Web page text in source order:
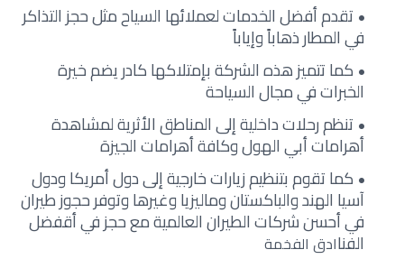
تقدم أفضل الخدمات لعملائها السياح مثل حجز التذاكر
في المطار ذهاباً وإياباً
كما تتميز هذه الشركة بإمتلاكها كادر يضم خيرة
الخبرات في مجال السياحة
تنظم رحلات داخلية إلى المناطق الأثرية لمشاهدة
أهرامات أبي الهول وكافة أهرامات الجيزة
كما تقوم بتنظيم زيارات خارجية إلى دول أمريكا ودول
آسيا الهند والباكستان وماليزيا وغيرها وتوفر حجوز طيران
في أحسن شركات الطيران العالمية مع حجز في أقفضل
الفناادق الفخمة